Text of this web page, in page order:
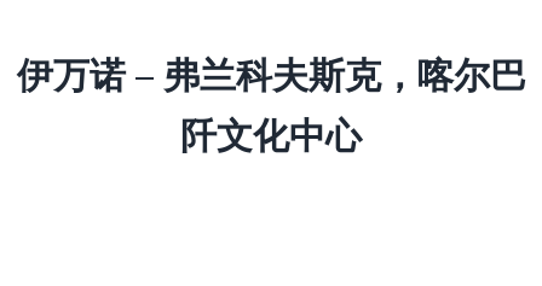
伊万诺 – 弗兰科夫斯克，喀尔巴
阡文化中心